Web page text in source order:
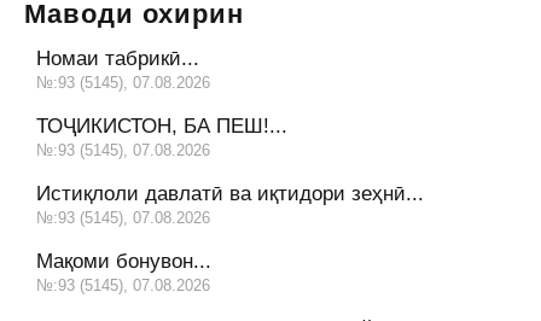
Маводи охирин
Номаи табрикӣ...
№:93 (5145), 07.08.2026
ТОҶИКИСТОН, БА ПЕШ!...
№:93 (5145), 07.08.2026
Истиқлоли давлатӣ ва иқтидори зеҳнӣ...
№:93 (5145), 07.08.2026
Мақоми бонувон...
№:93 (5145), 07.08.2026